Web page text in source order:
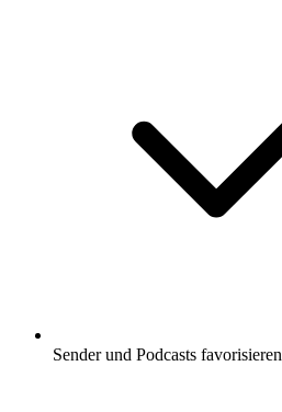
Sender und Podcasts favorisieren